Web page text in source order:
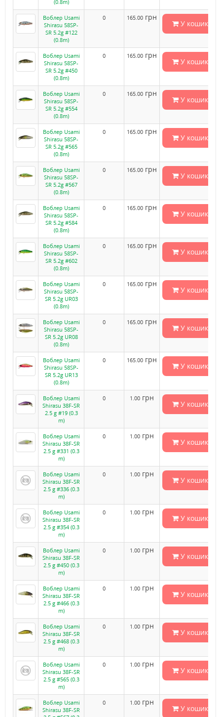
(0.8m)
Воблер Usami
Shirasu 58SP-
SR 5.2g #122
(0.8m)
0 165.00 грн
У кошик
Воблер Usami
Shirasu 58SP-
SR 5.2g #450
(0.8m)
0 165.00 грн
У кошик
Воблер Usami
Shirasu 58SP-
SR 5.2g #554
(0.8m)
0 165.00 грн
У кошик
Воблер Usami
Shirasu 58SP-
SR 5.2g #565
(0.8m)
0 165.00 грн
У кошик
Воблер Usami
Shirasu 58SP-
SR 5.2g #567
(0.8m)
0 165.00 грн
У кошик
Воблер Usami
Shirasu 58SP-
SR 5.2g #584
(0.8m)
0 165.00 грн
У кошик
Воблер Usami
Shirasu 58SP-
SR 5.2g #602
(0.8m)
0 165.00 грн
У кошик
Воблер Usami
Shirasu 58SP-
SR 5.2g UR03
(0.8m)
0 165.00 грн
У кошик
Воблер Usami
Shirasu 58SP-
SR 5.2g UR08
(0.8m)
0 165.00 грн
У кошик
Воблер Usami
Shirasu 58SP-
SR 5.2g UR13
(0.8m)
0 165.00 грн
У кошик
Воблер Usami
Shirasu 38F-SR
2.5 g #19 (0.3
m)
0 1.00 грн
У кошик
Воблер Usami
Shirasu 38F-SR
2.5 g #331 (0.3
m)
0 1.00 грн
У кошик
Воблер Usami
Shirasu 38F-SR
2.5 g #336 (0.3
m)
0 1.00 грн
У кошик
Воблер Usami
Shirasu 38F-SR
2.5 g #354 (0.3
m)
0 1.00 грн
У кошик
Воблер Usami
Shirasu 38F-SR
2.5 g #450 (0.3
m)
0 1.00 грн
У кошик
Воблер Usami
Shirasu 38F-SR
2.5 g #466 (0.3
m)
0 1.00 грн
У кошик
Воблер Usami
Shirasu 38F-SR
2.5 g #468 (0.3
m)
0 1.00 грн
У кошик
Воблер Usami
Shirasu 38F-SR
2.5 g #565 (0.3
m)
0 1.00 грн
У кошик
Воблер Usami
Shirasu 38F-SR
0 1.00 грн
У кошик